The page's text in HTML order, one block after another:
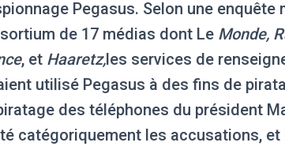
Pegasus. Selon une enquête
de 17 médias dont Le Monde,
, et Haaretz,les services de
utilisé Pegasus à des fins de
des téléphones du président
catégoriquement les accusations,